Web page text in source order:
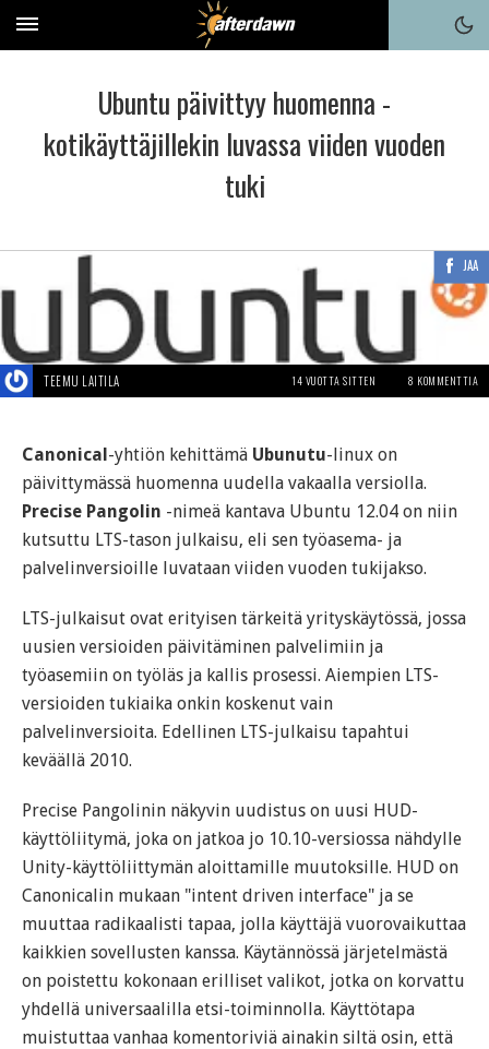
Ubuntu päivittyy huomenna -
kotikäyttäjillekin luvassa viiden vuoden
tuki
JAA
TEEMU LAITILA 14 VUOTTA SITTEN 8 KOMMENTTIA
Canonical-yhtiön kehittämä Ubunutu-linux on
päivittymässä huomenna uudella vakaalla versiolla.
Precise Pangolin -nimeä kantava Ubuntu 12.04 on niin
kutsuttu LTS-tason julkaisu, eli sen työasema- ja
palvelinversioille luvataan viiden vuoden tukijakso.
LTS-julkaisut ovat erityisen tärkeitä yrityskäytössä, jossa
uusien versioiden päivitäminen palvelimiin ja
työasemiin on työläs ja kallis prosessi. Aiempien LTS-
versioiden tukiaika onkin koskenut vain
palvelinversioita. Edellinen LTS-julkaisu tapahtui
keväällä 2010.
Precise Pangolinin näkyvin uudistus on uusi HUD-
käyttöliitymä, joka on jatkoa jo 10.10-versiossa nähdylle
Unity-käyttöliittymän aloittamille muutoksille. HUD on
Canonicalin mukaan "intent driven interface" ja se
muuttaa radikaalisti tapaa, jolla käyttäjä vuorovaikuttaa
kaikkien sovellusten kanssa. Käytännössä järjetelmästä
on poistettu kokonaan erilliset valikot, jotka on korvattu
yhdellä universaalilla etsi-toiminnolla. Käyttötapa
muistuttaa vanhaa komentoriviä ainakin siltä osin, että